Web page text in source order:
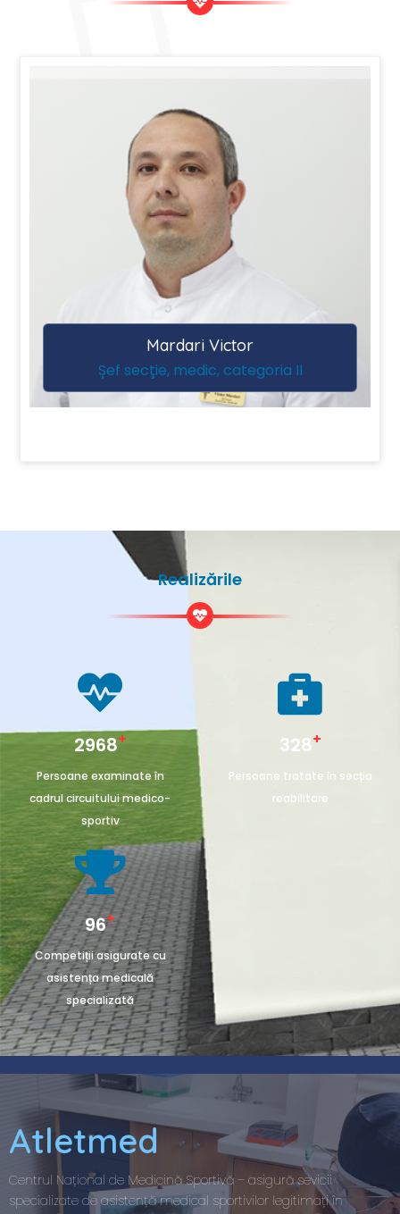
Mardari Victor
Șef secţie, medic, categoria II
Realizările
4523+
Persoane examinate în
cadrul circuitului medico-
sportiv
499+
Persoane tratate în secția
reabilitare
146+
Competiții asigurate cu
asistența medicală
specializată
Atletmed
Centrul Național de Medicină Sportivă – asigură sevicii
specializate de asistență medical sportivilor legitimați în